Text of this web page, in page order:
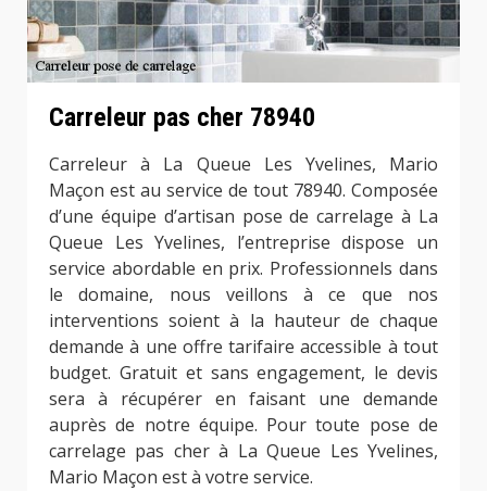
Carreleur pas cher 78940
Carreleur à La Queue Les Yvelines, Mario
Maçon est au service de tout 78940. Composée
d’une équipe d’artisan pose de carrelage à La
Queue Les Yvelines, l’entreprise dispose un
service abordable en prix. Professionnels dans
le domaine, nous veillons à ce que nos
interventions soient à la hauteur de chaque
demande à une offre tarifaire accessible à tout
budget. Gratuit et sans engagement, le devis
sera à récupérer en faisant une demande
auprès de notre équipe. Pour toute pose de
carrelage pas cher à La Queue Les Yvelines,
Mario Maçon est à votre service.